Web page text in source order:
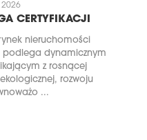
CERTYFIKACJI
nieruchomości
podlega dynamicznym
z rosnącej
rozwoju
...